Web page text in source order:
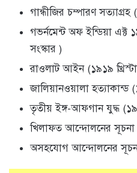
গান্ধীজির চম্পারণ সত্যাগ্রহ
গভর্নমেন্ট অফ ইন্ডিয়া
সংস্কার )
রাওলাট আইন (১৯১৯
জালিয়ানওয়ালা হত্যাকান্ড
তৃতীয় ইঙ্গ-আফগান যুদ্ধ
খিলাফত আন্দোলনের সূচনা
অসহযোগ আন্দোলনের সূচনা